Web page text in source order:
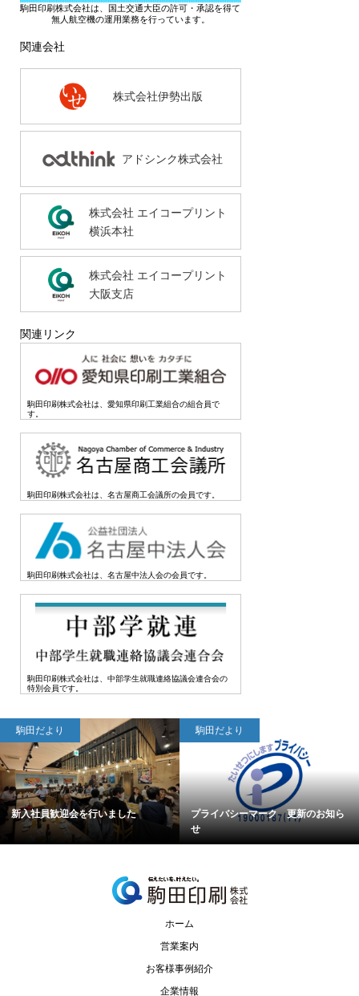
駒田印刷株式会社は、国土交通大臣の許可・承認を得て
無人航空機の運用業務を行っています。
関連会社
株式会社伊勢出版
アドシンク株式会社
株式会社 エイコープリント
横浜本社
株式会社 エイコープリント
大阪支店
関連リンク
駒田印刷株式会社は、愛知県印刷工業組合の組合員で
す。
駒田印刷株式会社は、名古屋商工会議所の会員です。
駒田印刷株式会社は、名古屋中法人会の会員です。
駒田印刷株式会社は、中部学生就職連絡協議会連合会の
特別会員です。
駒田だより
新入社員歓迎会を行いました
駒田だより
プライバシーマーク 更新のお知ら
せ
ホーム
営業案内
お客様事例紹介
企業情報